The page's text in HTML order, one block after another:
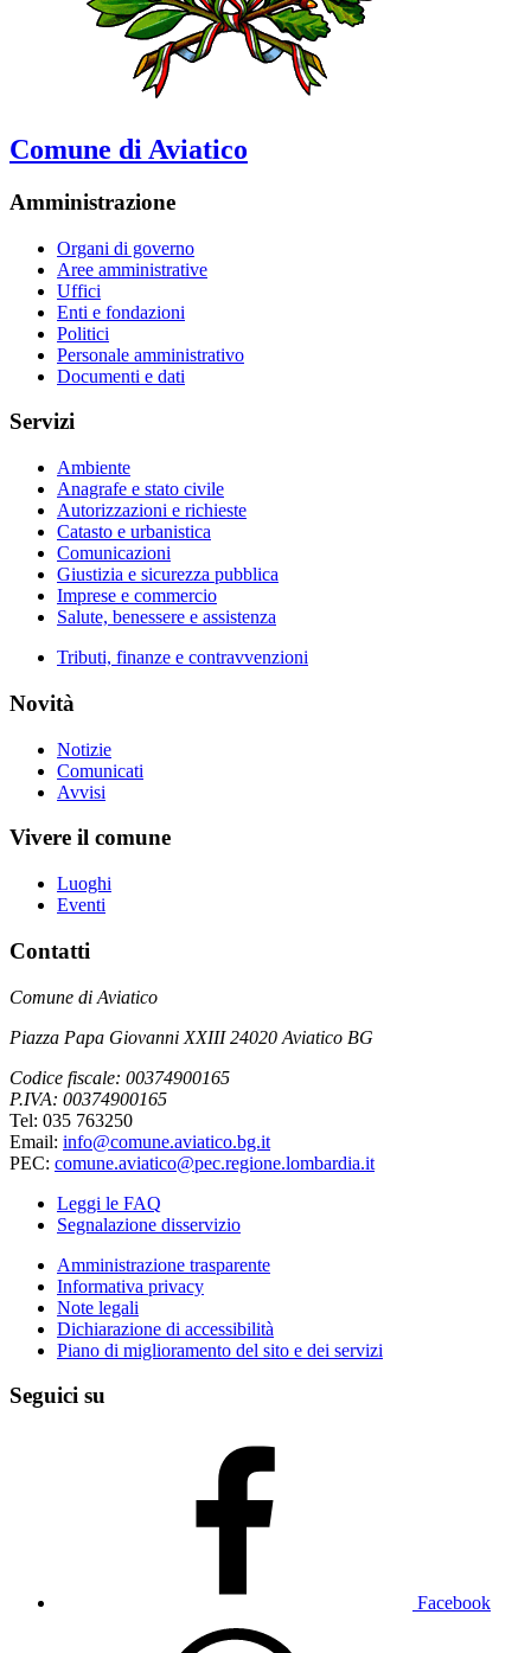
Comune di Aviatico
Amministrazione
Organi di governo
Aree amministrative
Uffici
Enti e fondazioni
Politici
Personale amministrativo
Documenti e dati
Servizi
Ambiente
Anagrafe e stato civile
Autorizzazioni e richieste
Catasto e urbanistica
Comunicazioni
Giustizia e sicurezza pubblica
Imprese e commercio
Salute, benessere e assistenza
Tributi, finanze e contravvenzioni
Novità
Notizie
Comunicati
Avvisi
Vivere il comune
Luoghi
Eventi
Contatti
Comune di Aviatico
Piazza Papa Giovanni XXIII 24020 Aviatico BG
Codice fiscale: 00374900165
P.IVA: 00374900165
Tel: 035 763250
Email: info@comune.aviatico.bg.it
PEC: comune.aviatico@pec.regione.lombardia.it
Leggi le FAQ
Segnalazione disservizio
Amministrazione trasparente
Informativa privacy
Note legali
Dichiarazione di accessibilità
Piano di miglioramento del sito e dei servizi
Seguici su
Facebook